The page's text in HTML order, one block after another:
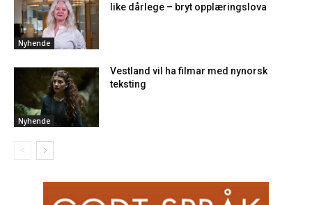
Nyhende
like dårlege – bryt opplæringslova
Nyhende
Vestland vil ha filmar med nynorsk
teksting